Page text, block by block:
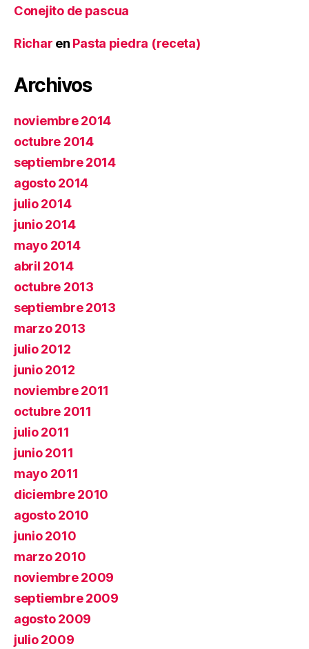
Conejito de pascua
Richar en Pasta piedra (receta)
Archivos
noviembre 2014
octubre 2014
septiembre 2014
agosto 2014
julio 2014
junio 2014
mayo 2014
abril 2014
octubre 2013
septiembre 2013
marzo 2013
julio 2012
junio 2012
noviembre 2011
octubre 2011
julio 2011
junio 2011
mayo 2011
diciembre 2010
agosto 2010
junio 2010
marzo 2010
noviembre 2009
septiembre 2009
agosto 2009
julio 2009